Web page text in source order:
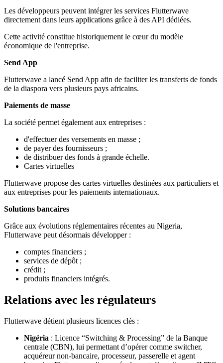
Les développeurs peuvent intégrer les services Flutterwave
directement dans leurs applications grâce à des API dédiées.
Cette activité constitue historiquement le cœur du modèle
économique de l'entreprise.
Send App
Flutterwave a lancé Send App afin de faciliter les transferts de fonds
de la diaspora vers plusieurs pays africains.
Paiements de masse
La société permet également aux entreprises :
d'effectuer des versements en masse ;
de payer des fournisseurs ;
de distribuer des fonds à grande échelle.
Cartes virtuelles
Flutterwave propose des cartes virtuelles destinées aux particuliers et
aux entreprises pour les paiements internationaux.
Solutions bancaires
Grâce aux évolutions réglementaires récentes au Nigeria,
Flutterwave peut désormais développer :
comptes financiers ;
services de dépôt ;
crédit ;
produits financiers intégrés.
Relations avec les régulateurs
Flutterwave détient plusieurs licences clés :
Nigéria : Licence “Switching & Processing” de la Banque
centrale (CBN), lui permettant d’opérer comme switcher,
acquéreur non-bancaire, processeur, passerelle et agent